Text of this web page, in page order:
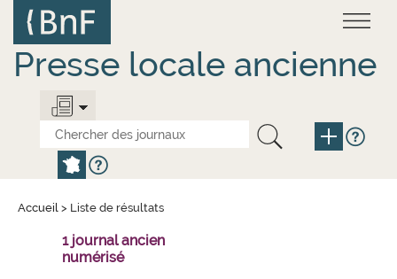
contenu
principal
Presse locale ancienne
Accueil > Liste de résultats
1 journal ancien
numérisé
Panneau de gestion des cookies